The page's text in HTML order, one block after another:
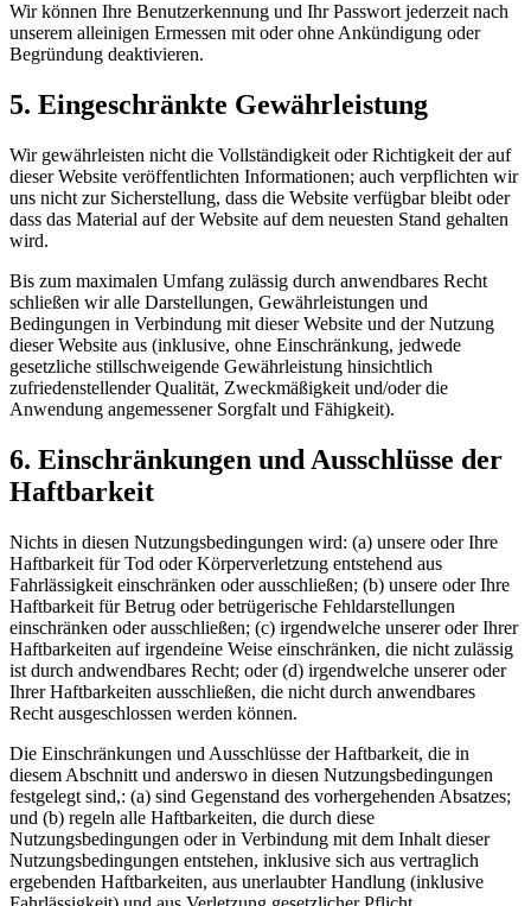
Wir können Ihre Benutzerkennung und Ihr Passwort jederzeit nach
unserem alleinigen Ermessen mit oder ohne Ankündigung oder
Begründung deaktivieren.
5. Eingeschränkte Gewährleistung
Wir gewährleisten nicht die Vollständigkeit oder Richtigkeit der auf
dieser Website veröffentlichten Informationen; auch verpflichten wir
uns nicht zur Sicherstellung, dass die Website verfügbar bleibt oder
dass das Material auf der Website auf dem neuesten Stand gehalten
wird.
Bis zum maximalen Umfang zulässig durch anwendbares Recht
schließen wir alle Darstellungen, Gewährleistungen und
Bedingungen in Verbindung mit dieser Website und der Nutzung
dieser Website aus (inklusive, ohne Einschränkung, jedwede
gesetzliche stillschweigende Gewährleistung hinsichtlich
zufriedenstellender Qualität, Zweckmäßigkeit und/oder die
Anwendung angemessener Sorgfalt und Fähigkeit).
6. Einschränkungen und Ausschlüsse der
Haftbarkeit
Nichts in diesen Nutzungsbedingungen wird: (a) unsere oder Ihre
Haftbarkeit für Tod oder Körperverletzung entstehend aus
Fahrlässigkeit einschränken oder ausschließen; (b) unsere oder Ihre
Haftbarkeit für Betrug oder betrügerische Fehldarstellungen
einschränken oder ausschließen; (c) irgendwelche unserer oder Ihrer
Haftbarkeiten auf irgendeine Weise einschränken, die nicht zulässig
ist durch andwendbares Recht; oder (d) irgendwelche unserer oder
Ihrer Haftbarkeiten ausschließen, die nicht durch anwendbares
Recht ausgeschlossen werden können.
Die Einschränkungen und Ausschlüsse der Haftbarkeit, die in
diesem Abschnitt und anderswo in diesen Nutzungsbedingungen
festgelegt sind,: (a) sind Gegenstand des vorhergehenden Absatzes;
und (b) regeln alle Haftbarkeiten, die durch diese
Nutzungsbedingungen oder in Verbindung mit dem Inhalt dieser
Nutzungsbedingungen entstehen, inklusive sich aus vertraglich
ergebenden Haftbarkeiten, aus unerlaubter Handlung (inklusive